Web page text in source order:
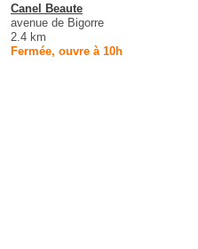
Canel Beaute
avenue de Bigorre
2.4 km
Fermée, ouvre à 10h